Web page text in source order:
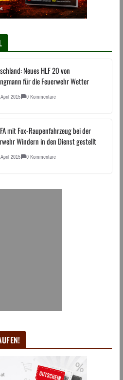
Neues HLF 20 von
für die Feuerwehr Wetter
2015 0 Kommentare
mit Fox-Raupenfahrzeug bei der
Windern in den Dienst gestellt
2015 0 Kommentare